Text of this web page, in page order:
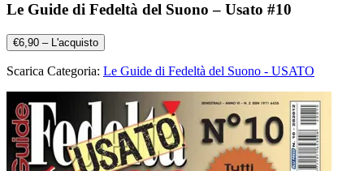
Le Guide di Fedeltà del Suono – Usato #10
€6,90 – L'acquisto
Scarica Categoria: Le Guide di Fedeltà del Suono - USATO